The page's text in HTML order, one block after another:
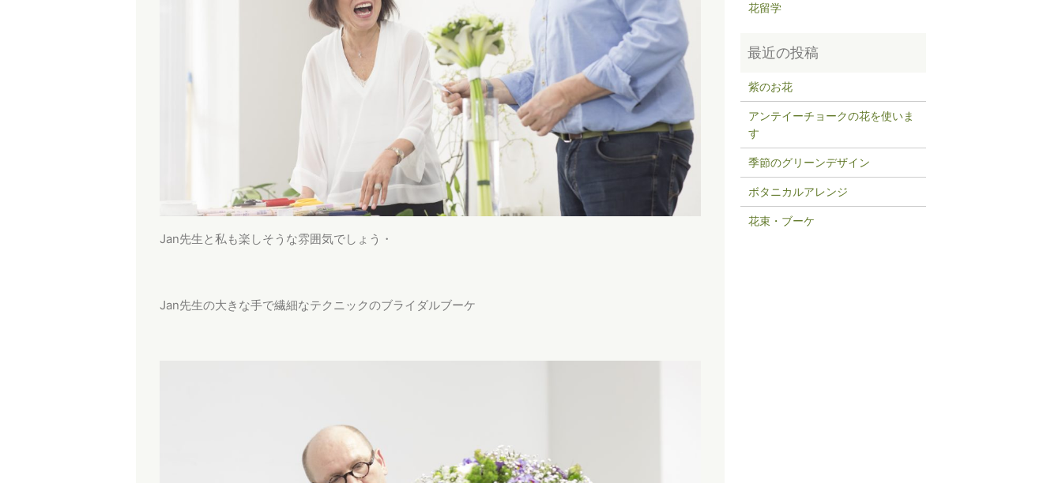
Jan先生と私も楽しそうな雰囲気でしょう・
Jan先生の大きな手で繊細なテクニックのブライダルブーケ
花留学
紫のお花
アンテイーチョークの花を使いま
す
季節のグリーンデザイン
ボタニカルアレンジ
花束・ブーケ